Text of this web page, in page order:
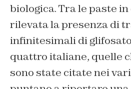
biologica. Tra le paste
rilevata la presenza di
infinitesimali di
quattro italiane, quelle
sono state citate nei